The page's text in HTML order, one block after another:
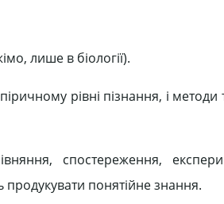
лише в біології).
рівні пізнання, і
спостереження,
продукувати понятійне знання.